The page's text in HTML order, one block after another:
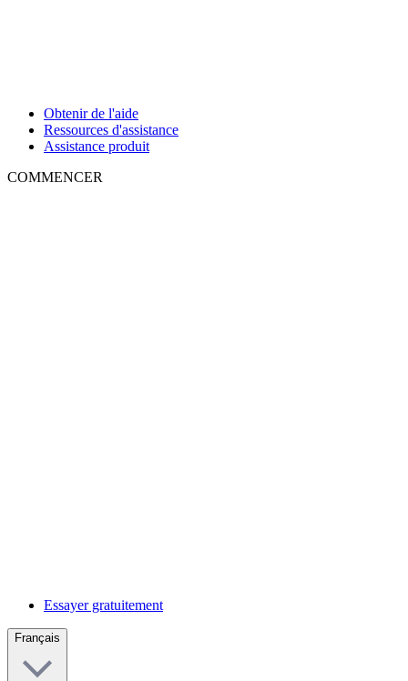
Obtenir de l'aide
Ressources d'assistance
Assistance produit
COMMENCER
Essayer gratuitement
Français